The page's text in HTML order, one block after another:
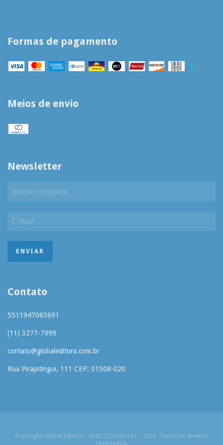
Formas de pagamento
Meios de envio
Newsletter
Contato
5511947083691
(11) 3277-7999
contato@globaleditora.com.br
Rua Pirapitingui, 111 CEP: 01508-020
Copyright Global Editora - 43825736000101 - 2026. Todos os direitos
reservados.